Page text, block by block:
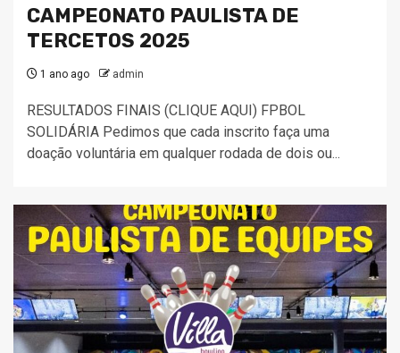
CAMPEONATO PAULISTA DE
TERCETOS 2025
1 ano ago admin
RESULTADOS FINAIS (CLIQUE AQUI) FPBOL
SOLIDÁRIA Pedimos que cada inscrito faça uma
doação voluntária em qualquer rodada de dois ou...